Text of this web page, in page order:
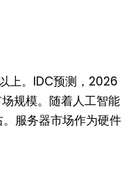
上。IDC预测，2026
规模。随着人工智能
服务器市场作为硬件